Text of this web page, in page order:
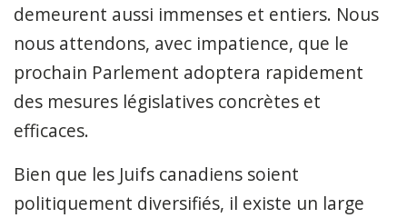
demeurent aussi immenses et entiers. Nous
nous attendons, avec impatience, que le
prochain Parlement adoptera rapidement
des mesures législatives concrètes et
efficaces.
Bien que les Juifs canadiens soient
politiquement diversifiés, il existe un large